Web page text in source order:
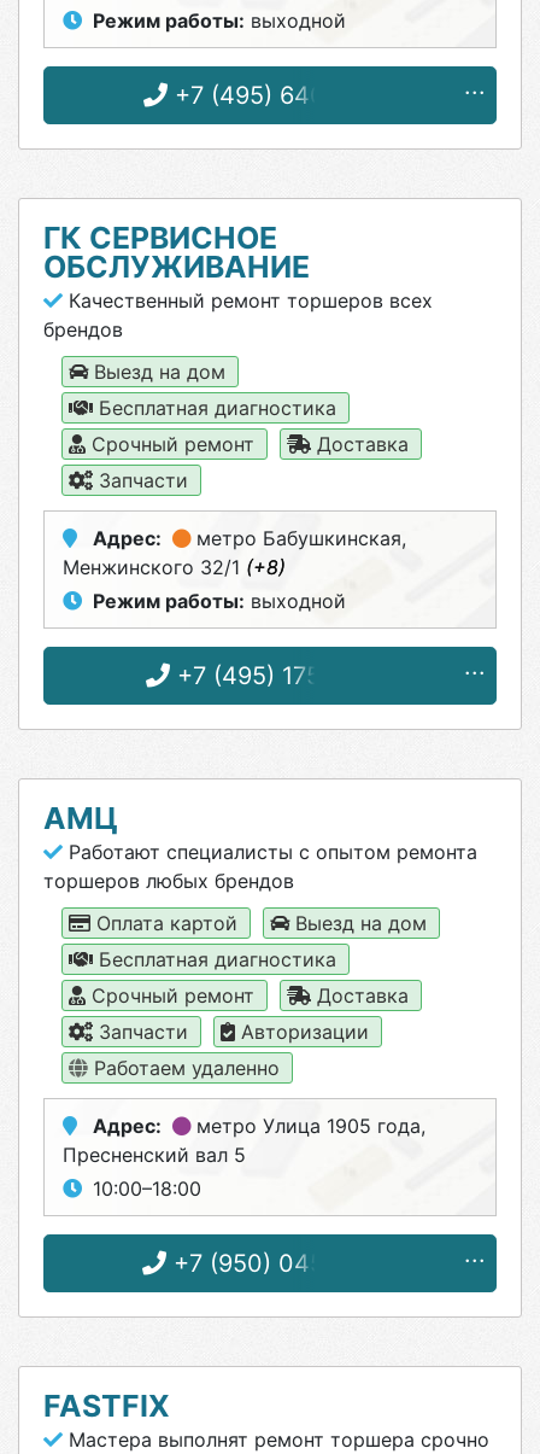
Режим работы: выходной
+7 (495) 640-18-17
ГК СЕРВИСНОЕ
ОБСЛУЖИВАНИЕ
Качественный ремонт торшеров всех
брендов
Выезд на дом
Бесплатная диагностика
Срочный ремонт
Доставка
Запчасти
Адрес: метро Бабушкинская,
Менжинского 32/1 (+8)
Режим работы: выходной
+7 (495) 175-71-82
АМЦ
Работают специалисты с опытом ремонта
торшеров любых брендов
Оплата картой
Выезд на дом
Бесплатная диагностика
Срочный ремонт
Доставка
Запчасти
Авторизации
Работаем удаленно
Адрес: метро Улица 1905 года,
Пресненский вал 5
10:00–18:00
+7 (950) 045-26-51
FASTFIX
Мастера выполнят ремонт торшера срочно